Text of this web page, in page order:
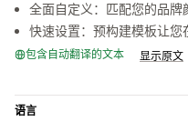
全面自定义：匹配您的品牌
快速设置：预构建模板让您
包含自动翻译的文本 显示原文
语言